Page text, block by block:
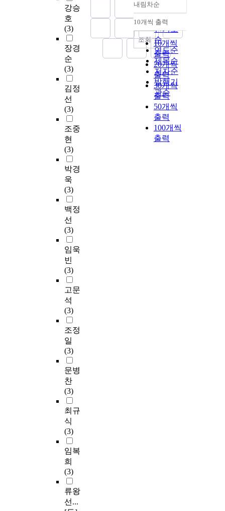
강승
호
(3)
장경
순
(3)
김정
선
(3)
조중
현
(3)
박경
욱
(3)
백정
선
(3)
임욱
빈
(3)
고문
석
(3)
조정
일
(3)
문병
찬
(3)
최규
식
(3)
임복
희
(3)
류왕
선...
정확도
순
인기도
순
연도순
제목순
저자순
발행기
관순
내림차순
내림차순
10개씩 출력
10개씩
출력
20개씩
출력
30개씩
출력
50개씩
출력
100개씩
출력
조회